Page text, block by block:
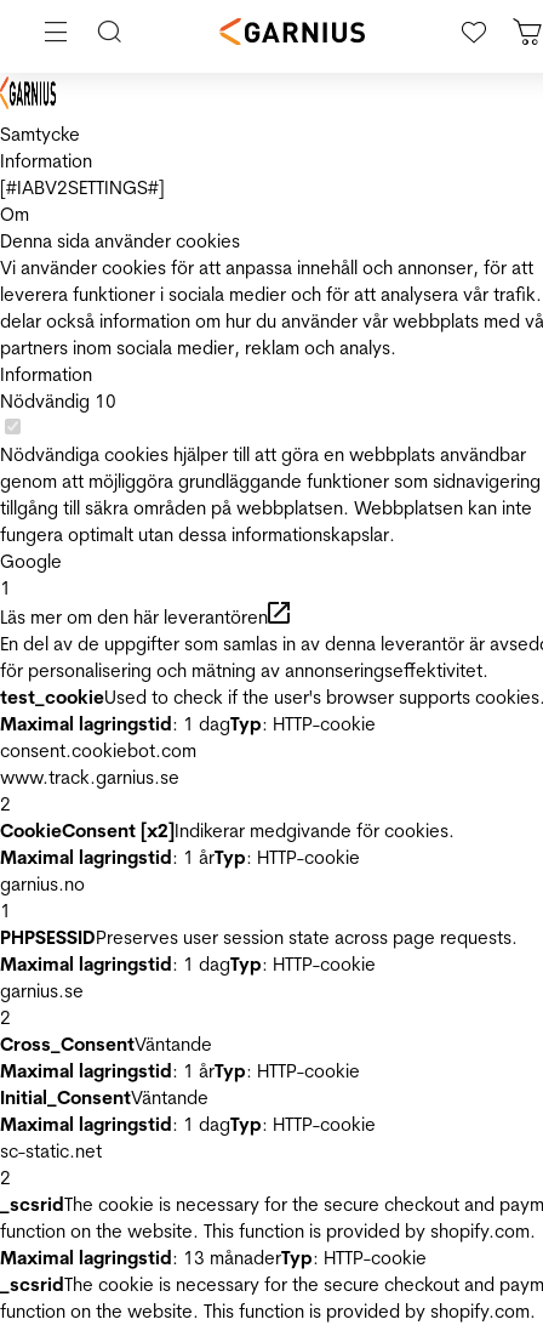
Samtycke
Information
[#IABV2SETTINGS#]
Om
Denna sida använder cookies
Vi använder cookies för att anpassa innehåll och annonser, för att
leverera funktioner i sociala medier och för att analysera vår
delar också information om hur du använder vår webbplats med
partners inom sociala medier, reklam och analys.
Information
Nödvändig 10
Nödvändiga cookies hjälper till att göra en webbplats användbar
genom att möjliggöra grundläggande funktioner som
tillgång till säkra områden på webbplatsen. Webbplatsen kan inte
fungera optimalt utan dessa informationskapslar.
Google
1
Läs mer om den här leverantören
En del av de uppgifter som samlas in av denna leverantör är
för personalisering och mätning av annonseringseffektivitet.
test_cookieUsed to check if the user's browser supports
Maximal lagringstid: 1 dagTyp: HTTP-cookie
consent.cookiebot.com
www.track.garnius.se
2
CookieConsent [x2]Indikerar medgivande för cookies.
Maximal lagringstid: 1 årTyp: HTTP-cookie
garnius.no
1
PHPSESSIDPreserves user session state across page requests.
Maximal lagringstid: 1 dagTyp: HTTP-cookie
garnius.se
2
Cross_ConsentVäntande
Maximal lagringstid: 1 årTyp: HTTP-cookie
Initial_ConsentVäntande
Maximal lagringstid: 1 dagTyp: HTTP-cookie
sc-static.net
2
_scsridThe cookie is necessary for the secure checkout and
function on the website. This function is provided by shopify.com.
Maximal lagringstid: 13 månaderTyp: HTTP-cookie
_scsridThe cookie is necessary for the secure checkout and
function on the website. This function is provided by shopify.com.